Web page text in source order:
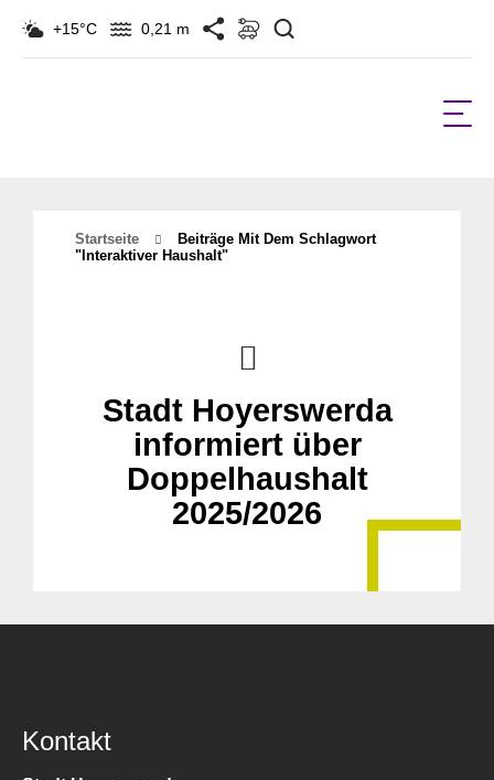
+15°C 0,21 m
Startseite
Beiträge Mit Dem Schlagwort
"interaktiver Haushalt"
Stadt Hoyerswerda
informiert über
Doppelhaushalt
2025/2026
Kontakt